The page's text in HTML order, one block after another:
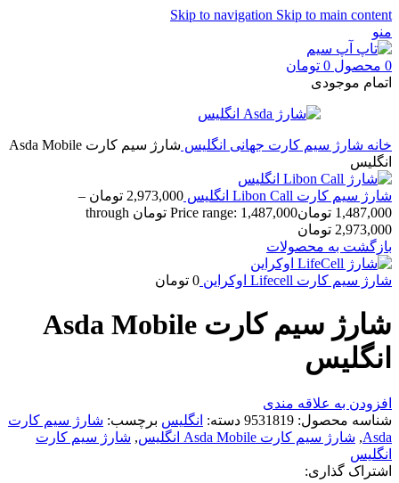
Skip to navigation Skip to main content
منو
0 محصول 0 تومان
اتمام موجودی
خانه شارژ سیم کارت جهانی انگلیس
شارژ سیم کارت Asda Mobile
انگلیس
شارژ سیم کارت Libon Call انگلیس 2,973,000 تومان –
1,487,000 تومان
Price range: 1,487,000 تومان through
2,973,000 تومان
بازگشت به محصولات
شارژ سیم کارت Lifecell اوکراین 0 تومان
شارژ سیم کارت Asda Mobile
انگلیس
افزودن به علاقه مندی
شناسه محصول: 9531819 دسته: انگلیس برچسب: شارژ سیم کارت
Asda
, شارژ سیم کارت Asda Mobile انگلیس , شارژ سیم کارت
انگلیس
اشتراک گذاری: